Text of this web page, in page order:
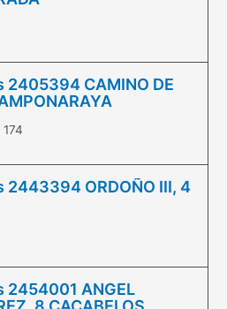
2405394 CAMINO DE
2443394 ORDOÑO III, 4
2454001 ANGEL